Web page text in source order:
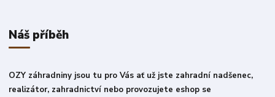
Náš příběh
OZY záhradniny jsou tu pro Vás ať už jste zahradní nadšenec,
realizátor, zahradnictví nebo provozujete eshop se